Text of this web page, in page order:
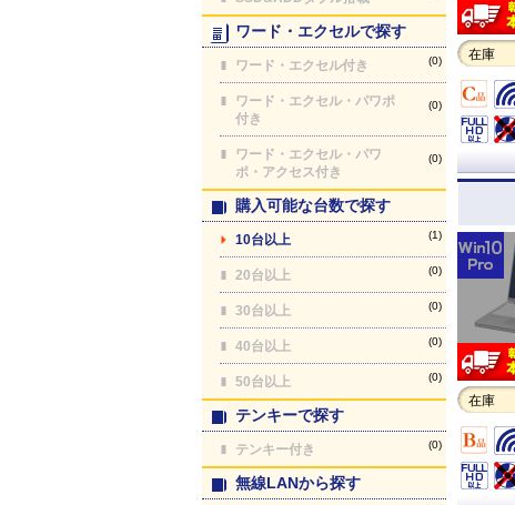
ワード・エクセルで探す
ワード・エクセル付き (0)
ワード・エクセル・パワポ
付き
(0)
ワード・エクセル・パワ
ポ・アクセス付き
(0)
購入可能な台数で探す
10台以上 (1)
20台以上 (0)
30台以上 (0)
40台以上 (0)
50台以上 (0)
テンキーで探す
テンキー付き (0)
無線LANから探す
在庫
在庫